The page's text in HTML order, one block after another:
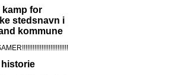
kamp for
stedsnavn i
kommune
historie